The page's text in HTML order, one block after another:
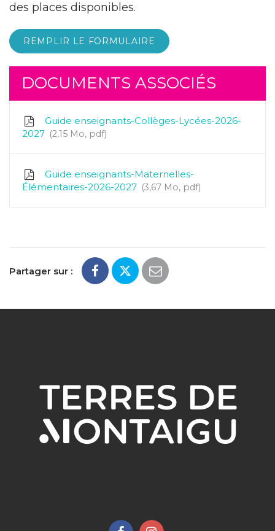
des places disponibles.
REMPLIR LE FORMULAIRE
DOCUMENTS ASSOCIÉS
Guide enseignants-Collèges-Lycées-2026-
2027
2,15 Mo, pdf
Guide enseignants-Maternelles-
Élémentaires-2026-2027
3,67 Mo, pdf
Partager sur :